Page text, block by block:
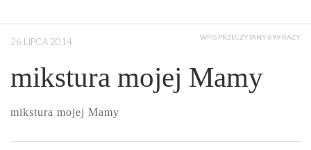
26 LIPCA 2014 WPIS PRZECZYTANY 899 RAZY
mikstura mojej Mamy
mikstura mojej Mamy